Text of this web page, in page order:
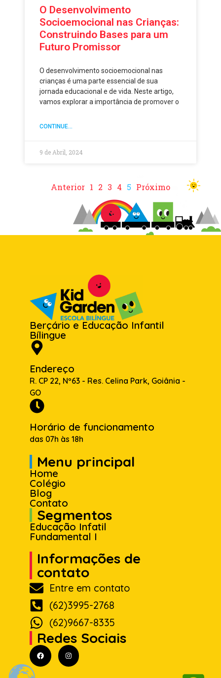
O Desenvolvimento
Socioemocional nas Crianças:
Construindo Bases para um
Futuro Promissor
O desenvolvimento socioemocional nas
crianças é uma parte essencial de sua
jornada educacional e de vida. Neste artigo,
vamos explorar a importância de promover o
CONTINUE...
9 de Abril, 2024
Anterior 1 2 3 4 5 Próximo
Berçário e Educação Infantil
Bílingue
Endereço
R. CP 22, Nº63 - Res. Celina Park, Goiânia -
GO
Horário de funcionamento
das 07h às 18h
Menu principal
Home
Colégio
Blog
Contato
Segmentos
Educação Infatil
Fundamental I
Informações de
contato
Entre em contato
(62)3995-2768
(62)9667-8335
Redes Sociais